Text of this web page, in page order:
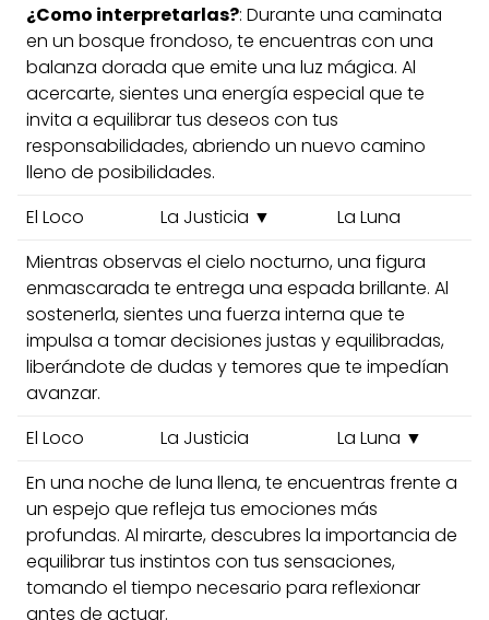
¿Como interpretarlas?: Durante una caminata
en un bosque frondoso, te encuentras con una
balanza dorada que emite una luz mágica. Al
acercarte, sientes una energía especial que te
invita a equilibrar tus deseos con tus
responsabilidades, abriendo un nuevo camino
lleno de posibilidades.
El Loco
La Justicia ▼
La Luna
Mientras observas el cielo nocturno, una figura
enmascarada te entrega una espada brillante. Al
sostenerla, sientes una fuerza interna que te
impulsa a tomar decisiones justas y equilibradas,
liberándote de dudas y temores que te impedían
avanzar.
El Loco
La Justicia
La Luna ▼
En una noche de luna llena, te encuentras frente a
un espejo que refleja tus emociones más
profundas. Al mirarte, descubres la importancia de
equilibrar tus instintos con tus sensaciones,
tomando el tiempo necesario para reflexionar
antes de actuar.